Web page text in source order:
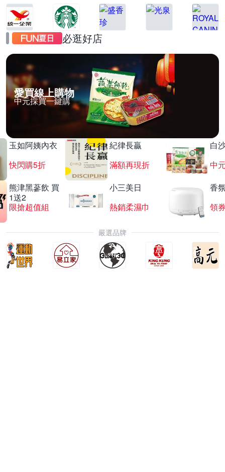
必逛好店
愛買線上購物
中元採買一鍵購
玉如阿姨內衣
快閃購5折
紀律長贏
滿額再現折
白
中
熊津黑蔘飲 買
1送2
限搶超值組
小三美日
熱銷柔濕巾
香
領
嚴選品牌